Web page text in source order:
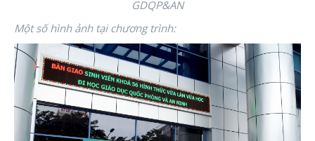
GDQP&AN
Một số hình ảnh tại chương trình: